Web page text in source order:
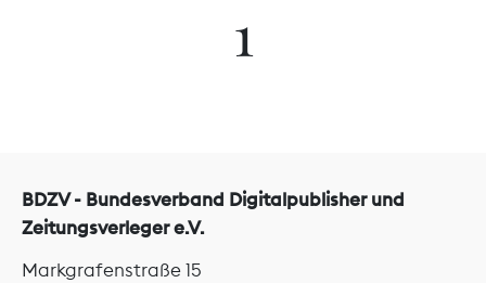
1
BDZV - Bundesverband Digitalpublisher und
Zeitungsverleger e.V.
Markgrafenstraße 15